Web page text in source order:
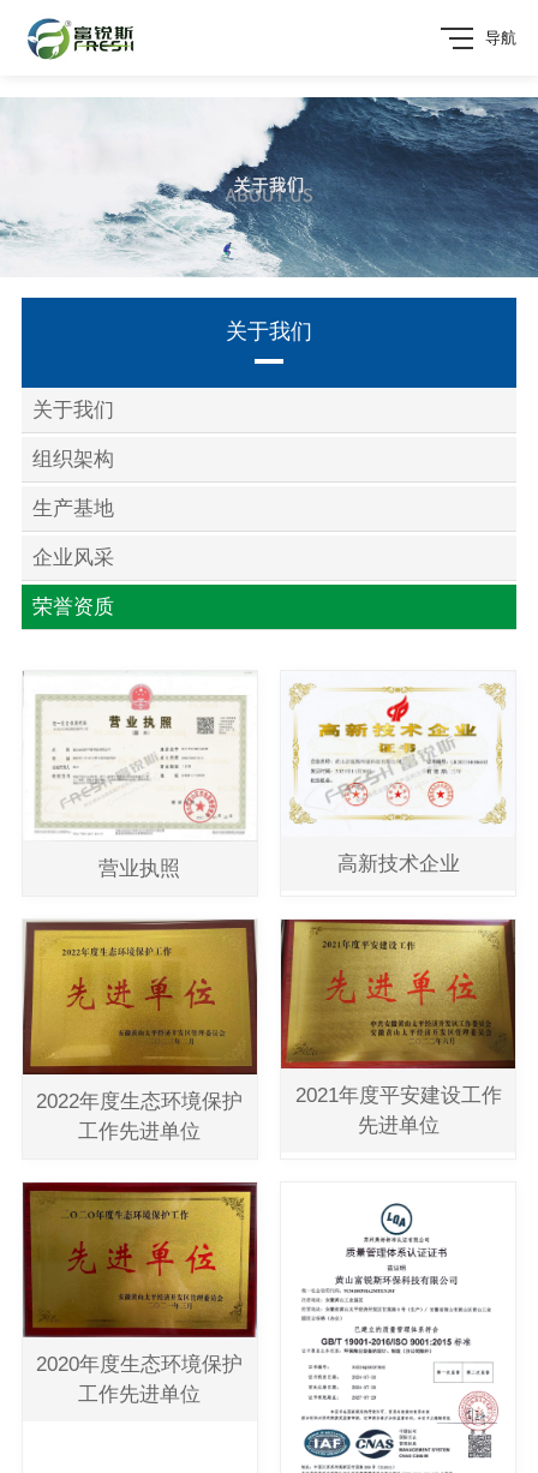
导航
关于我们
关于我们
组织架构
生产基地
企业风采
荣誉资质
营业执照 高新技术企业
2022年度生态环境保护
工作先进单位
2021年度平安建设工作
先进单位
2020年度生态环境保护
工作先进单位